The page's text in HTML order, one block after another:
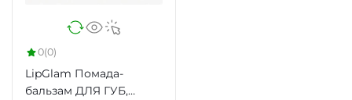
0(0)
LipGlam Помада-
бальзам ДЛЯ ГУБ,